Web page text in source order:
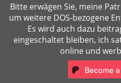
Bitte erwägen Sie, meine
um weitere DOS-bezogene
Es wird auch dazu
eingeschaltet bleiben, ich
online und